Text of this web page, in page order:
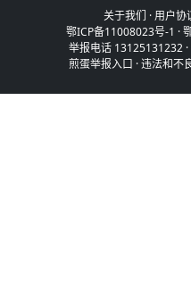
关于我们 ·用户协
鄂ICP备11008023号-1 ·
举报电话 13125131232
煎蛋举报入口 ·违法和不